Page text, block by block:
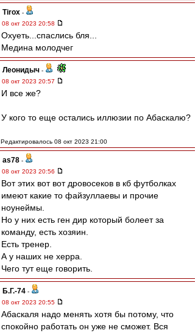
Tirox -
08 окт 2023 20:58
Охуеть...спаслись бля...
Медина молодчег
Леонидыч -
08 окт 2023 20:57
И все же?
У кого то еще остались иллюзии по Абаскалю?
Редактировалось 08 окт 2023 21:00
as78 -
08 окт 2023 20:56
Вот этих вот вот дровосеков в кб футболках
имеют какие то файзуллаевы и прочие
ноунеймы.
Но у них есть ген дир который болеет за
команду, есть хозяин.
Есть тренер.
А у наших не херра.
Чего тут еще говорить.
Б.Г.-74 -
08 окт 2023 20:55
Абаскаля надо менять хотя бы потому, что
спокойно работать он уже не сможет. Вся